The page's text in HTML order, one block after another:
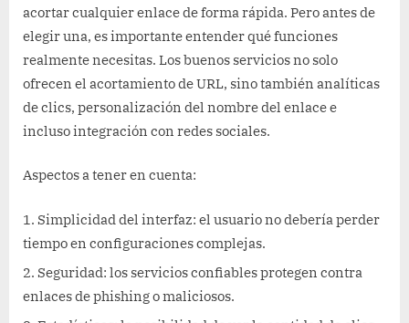
acortar cualquier enlace de forma rápida. Pero antes de
elegir una, es importante entender qué funciones
realmente necesitas. Los buenos servicios no solo
ofrecen el acortamiento de URL, sino también analíticas
de clics, personalización del nombre del enlace e
incluso integración con redes sociales.
Aspectos a tener en cuenta:
Simplicidad del interfaz: el usuario no debería perder
tiempo en configuraciones complejas.
Seguridad: los servicios confiables protegen contra
enlaces de phishing o maliciosos.